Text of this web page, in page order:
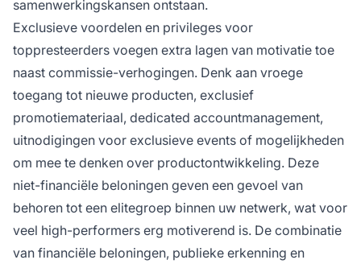
samenwerkingskansen ontstaan.
Exclusieve voordelen en privileges voor
toppresteerders voegen extra lagen van motivatie toe
naast commissie-verhogingen. Denk aan vroege
toegang tot nieuwe producten, exclusief
promotiemateriaal, dedicated accountmanagement,
uitnodigingen voor exclusieve events of mogelijkheden
om mee te denken over productontwikkeling. Deze
niet-financiële beloningen geven een gevoel van
behoren tot een elitegroep binnen uw netwerk, wat voor
veel high-performers erg motiverend is. De combinatie
van financiële beloningen, publieke erkenning en